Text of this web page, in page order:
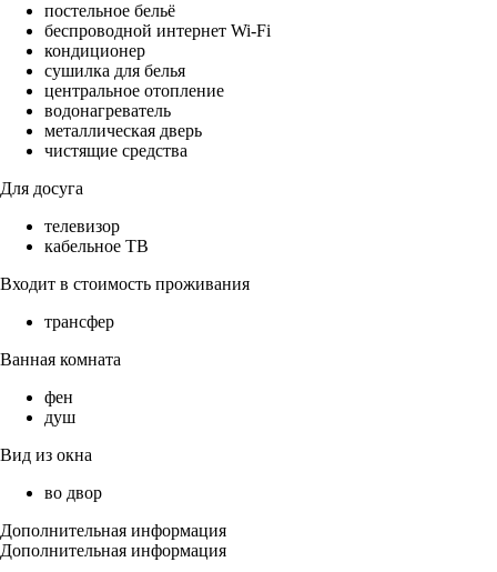
постельное бельё
беспроводной интернет Wi-Fi
кондиционер
сушилка для белья
центральное отопление
водонагреватель
металлическая дверь
чистящие средства
Для досуга
телевизор
кабельное ТВ
Входит в стоимость проживания
трансфер
Ванная комната
фен
душ
Вид из окна
во двор
Дополнительная информация
Дополнительная информация